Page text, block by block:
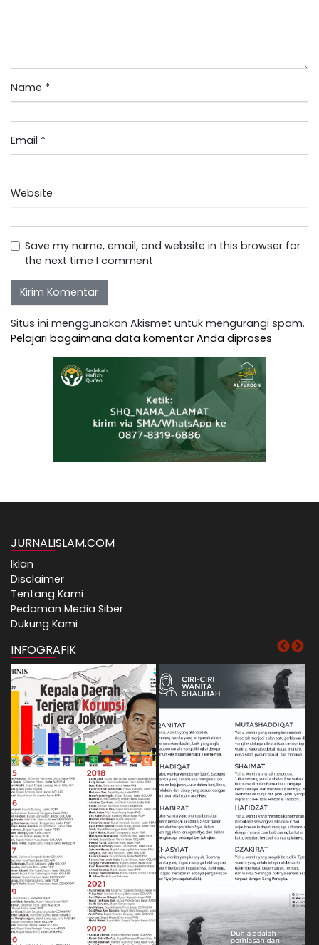
Name *
Email *
Website
Save my name, email, and website in this browser for
the next time I comment
Situs ini menggunakan Akismet untuk mengurangi spam.
Pelajari bagaimana data komentar Anda diproses
JURNALISLAM.COM
Iklan
Disclaimer
Tentang Kami
Pedoman Media Siber
Dukung Kami
INFOGRAFIK